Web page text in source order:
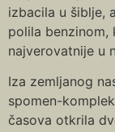
izbacila u šiblje,
polila benzinom,
najverovatnije u
Iza zemljanog
spomen-
časova otkrila